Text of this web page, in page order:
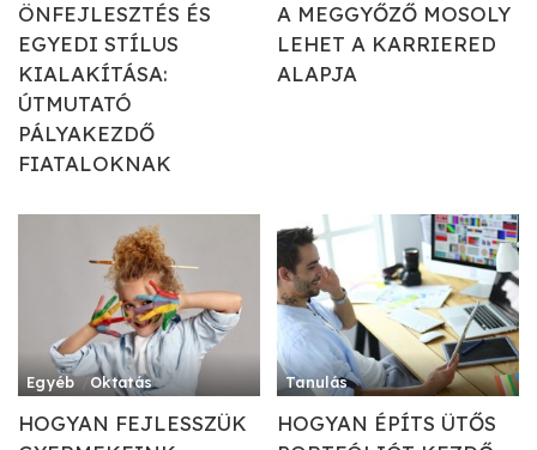
ÖNFEJLESZTÉS ÉS
EGYEDI STÍLUS
KIALAKÍTÁSA:
ÚTMUTATÓ
PÁLYAKEZDŐ
FIATALOKNAK
A MEGGYŐZŐ MOSOLY
LEHET A KARRIERED
ALAPJA
Egyéb Oktatás
HOGYAN FEJLESSZÜK
Tanulás
HOGYAN ÉPÍTS ÜTŐS